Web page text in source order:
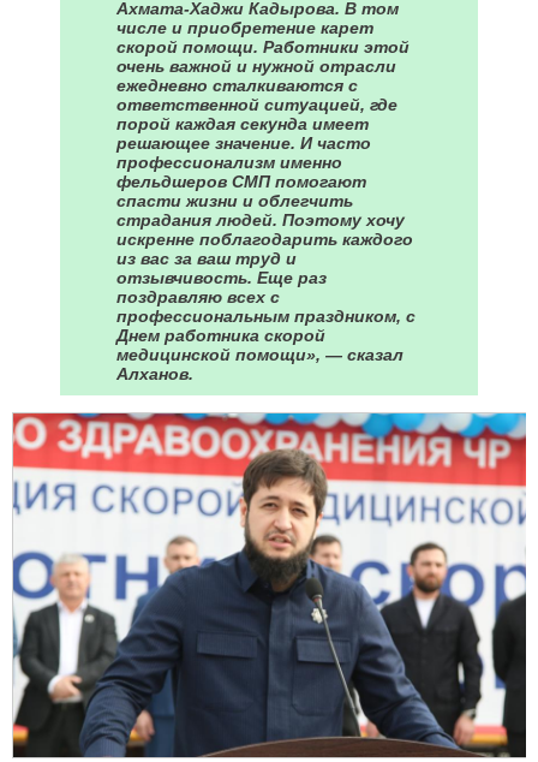
Ахмата-Хаджи Кадырова. В том
числе и приобретение карет
скорой помощи. Работники этой
очень важной и нужной отрасли
ежедневно сталкиваются с
ответственной ситуацией, где
порой каждая секунда имеет
решающее значение. И часто
профессионализм именно
фельдшеров СМП помогают
спасти жизни и облегчить
страдания людей. Поэтому хочу
искренне поблагодарить каждого
из вас за ваш труд и
отзывчивость. Еще раз
поздравляю всех с
профессиональным праздником, с
Днем работника скорой
медицинской помощи», — сказал
Алханов.